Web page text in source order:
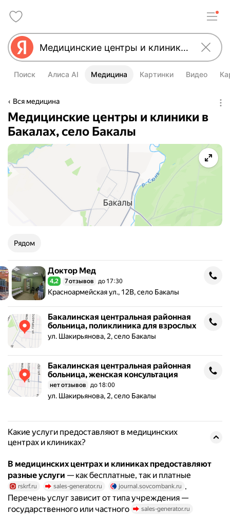
Поиск Алиса AI Медицина Картинки Видео
Вся медицина
Медицинские центры и клиники в
Бакалах, село Бакалы
Рядом
Доктор Мед Доктор Мед
Рейтинг 4,2 из 5
4,2 7 отзывов до 17:30
Адрес: Красноармейская ул., 12В, село Бакалы .
Красноармейская ул., 12В, село Бакалы
Бакалинская центральная районная больница, поликлиника для
Бакалинская центральная районная
больница, поликлиника для взрослых
Адрес: ул. Шакирьянова, 2, село Бакалы .
ул. Шакирьянова, 2, село Бакалы
Бакалинская центральная районная больница, женская
Бакалинская центральная районная
больница, женская консультация
нет отзывов до 18:00
Адрес: ул. Шакирьянова, 2, село Бакалы .
ул. Шакирьянова, 2, село Бакалы
Какие услуги предоставляют в медицинских
центрах и клиниках?
В медицинских центрах и клиниках предоставляют
разные услуги — как бесплатные, так и платные
rskrf.ru sales-generator.ru journal.sovcombank.ru .
Перечень услуг зависит от типа учреждения —
государственного или частного
sales-generator.ru